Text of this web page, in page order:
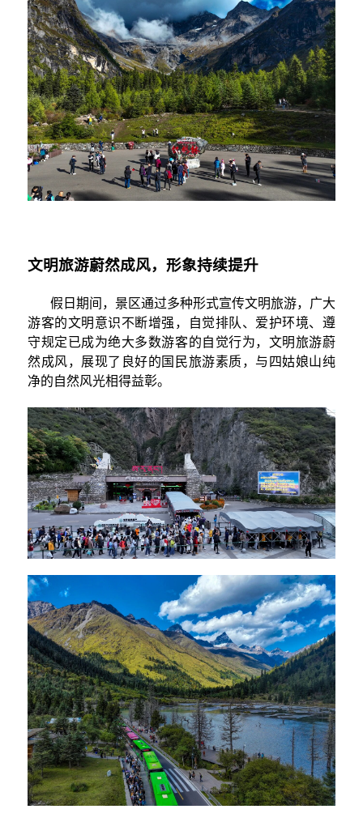
文明旅游蔚然成风，形象持续提升
假日期间，景区通过多种形式宣传文明旅游，广大
游客的文明意识不断增强，自觉排队、爱护环境、遵
守规定已成为绝大多数游客的自觉行为，文明旅游蔚
然成风，展现了良好的国民旅游素质，与四姑娘山纯
净的自然风光相得益彰。